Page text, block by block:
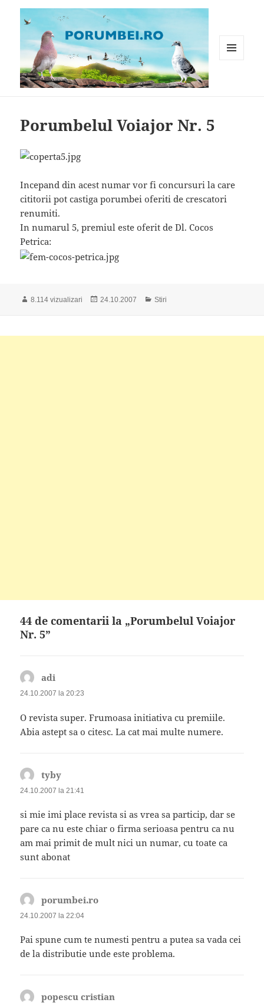
Porumbelul Voiajor Nr. 5
Incepand din acest numar vor fi concursuri la care
cititorii pot castiga porumbei oferiti de crescatori
renumiti.
In numarul 5, premiul este oferit de Dl. Cocos
Petrica:
8.114 vizualizari
Publicat
24.10.2007 Categorii
Stiri
44 de comentarii la „Porumbelul Voiajor
Nr. 5”
adi
24.10.2007 la 20:23
O revista super. Frumoasa initiativa cu premiile.
Abia astept sa o citesc. La cat mai multe numere.
tyby
24.10.2007 la 21:41
si mie imi place revista si as vrea sa particip, dar se
pare ca nu este chiar o firma serioasa pentru ca nu
am mai primit de mult nici un numar, cu toate ca
sunt abonat
porumbei.ro
24.10.2007 la 22:04
Pai spune cum te numesti pentru a putea sa vada cei
de la distributie unde este problema.
popescu cristian